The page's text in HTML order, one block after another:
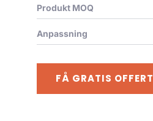
Produkt MOQ
Anpassning
FÅ GRATIS OFFERT